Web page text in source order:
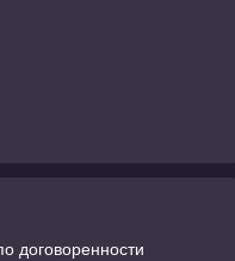
договоренности